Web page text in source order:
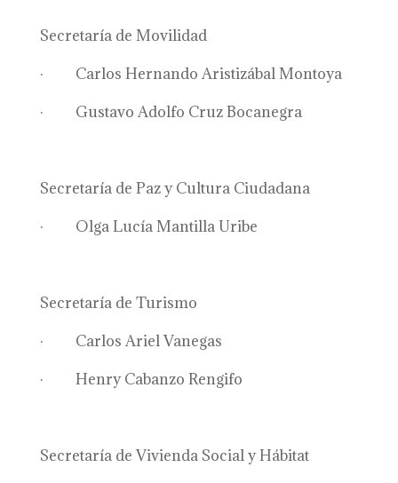
Secretaría de Movilidad
· Carlos Hernando Aristizábal Montoya
· Gustavo Adolfo Cruz Bocanegra
Secretaría de Paz y Cultura Ciudadana
· Olga Lucía Mantilla Uribe
Secretaría de Turismo
· Carlos Ariel Vanegas
· Henry Cabanzo Rengifo
Secretaría de Vivienda Social y Hábitat